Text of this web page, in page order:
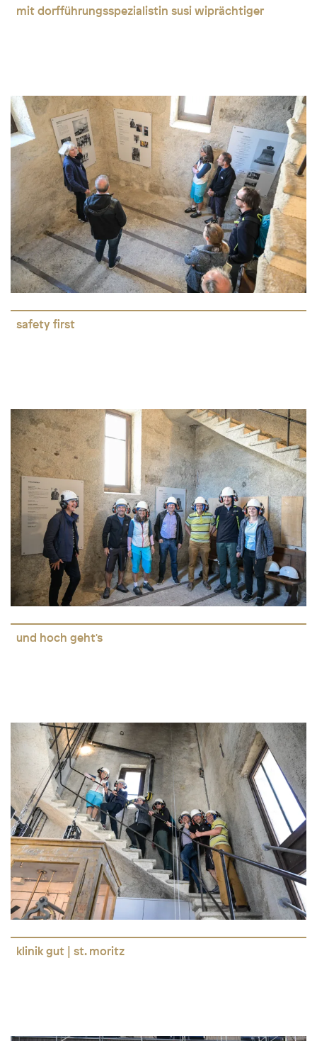
mit dorfführungsspezialistin susi wiprächtiger
safety first
und hoch geht's
klinik gut | st. moritz